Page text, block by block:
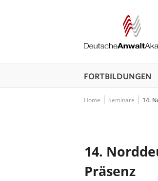
FORTBILDUNGEN
Home Seminare 14.
14.
Präsenz